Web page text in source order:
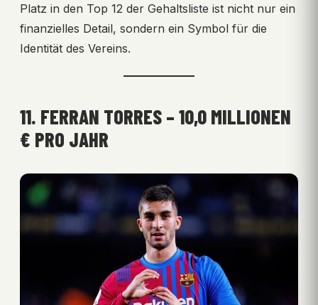
Platz in den Top 12 der Gehaltsliste ist nicht nur ein
finanzielles Detail, sondern ein Symbol für die
Identität des Vereins.
11. FERRAN TORRES – 10,0 MILLIONEN
€ PRO JAHR